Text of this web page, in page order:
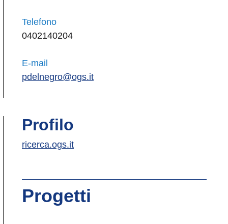
Telefono
0402140204
E-mail
pdelnegro@ogs.it
Profilo
ricerca.ogs.it
Progetti